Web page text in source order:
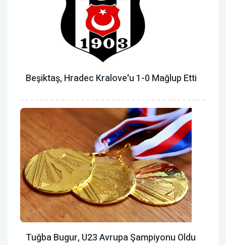
Beşiktaş, Hradec Kralove'u 1-0 Mağlup Etti
Tuğba Bugur, U23 Avrupa Şampiyonu Oldu